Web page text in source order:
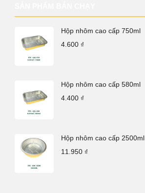
Hộp nhôm cao cấp 750ml
4.600 ₫
Hộp nhôm cao cấp 580ml
4.400 ₫
Hộp nhôm cao cấp 2500ml
11.950 ₫